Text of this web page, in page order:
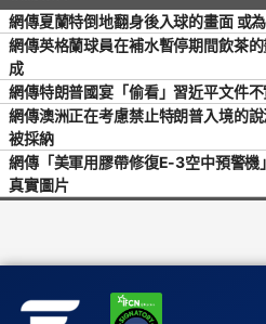
網傳夏蘭特倒地翻身後入球的畫面 或
網傳英格蘭球員在補水暫停期間飲茶
成
網傳特朗普國宴「偷看」習近平文件
網傳澳洲正在考慮禁止特朗普入境的
被採納
網傳「美軍用膠帶修復E-3空中預警機
真實圖片